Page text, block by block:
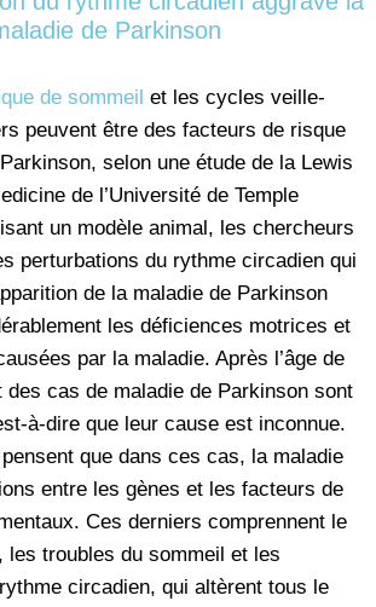
de Parkinson
de sommeil et les cycles veille-
peuvent être des facteurs de risque
selon une étude de la Lewis
de l’Université de Temple
un modèle animal, les chercheurs
perturbations du rythme circadien qui
de la maladie de Parkinson
les déficiences motrices et
par la maladie. Après l’âge de
des cas de maladie de Parkinson sont
à-dire que leur cause est inconnue.
que dans ces cas, la maladie
entre les gènes et les facteurs de
Ces derniers comprennent le
les troubles du sommeil et les
circadien, qui altèrent tous le